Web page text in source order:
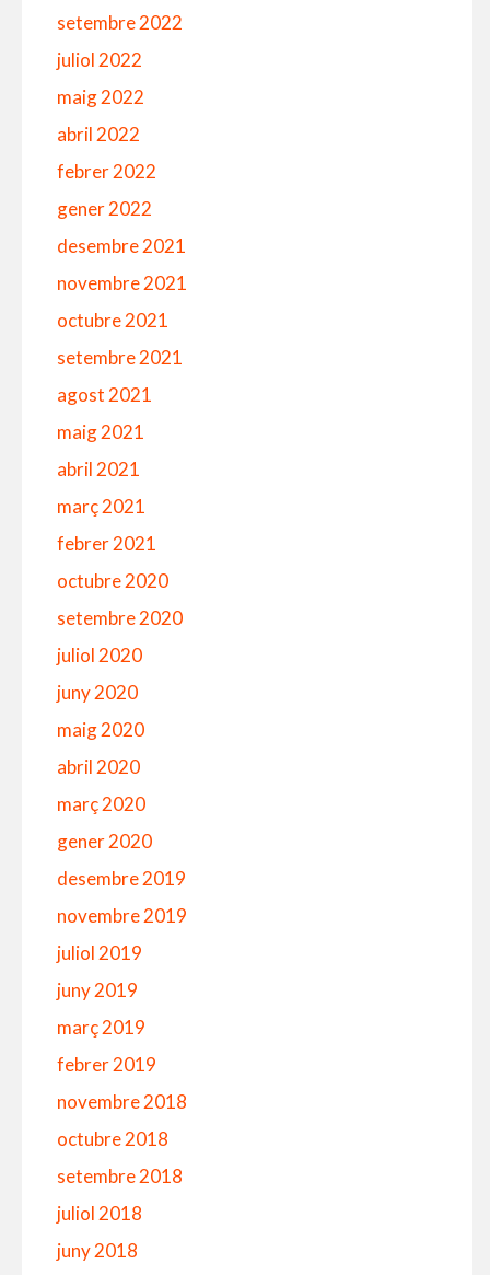
setembre 2022
juliol 2022
maig 2022
abril 2022
febrer 2022
gener 2022
desembre 2021
novembre 2021
octubre 2021
setembre 2021
agost 2021
maig 2021
abril 2021
març 2021
febrer 2021
octubre 2020
setembre 2020
juliol 2020
juny 2020
maig 2020
abril 2020
març 2020
gener 2020
desembre 2019
novembre 2019
juliol 2019
juny 2019
març 2019
febrer 2019
novembre 2018
octubre 2018
setembre 2018
juliol 2018
juny 2018